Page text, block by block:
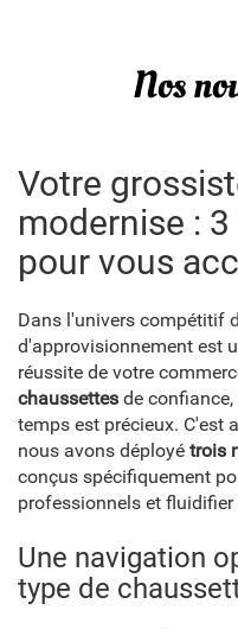
Nos
Votre
modernise :
pour vous
Dans l'univers compétitif
d'approvisionnement est
réussite de votre
chaussettes de
temps est précieux. C'est
nous avons déployé trois
conçus spécifiquement
professionnels et fluidifier
Une navigation
type de